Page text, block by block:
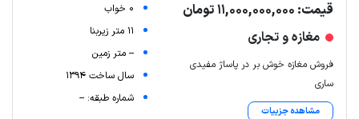
قیمت: 11,000,000,000 تومان
مغازه و تجاری
فروش مغازه خوش بر در پاساژ مفیدی
ساری
مشاهده جزییات
0 خواب
11 متر زیربنا
-- متر زمین
سال ساخت 1394
شماره طبقه: --